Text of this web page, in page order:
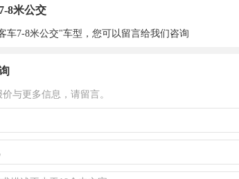
8米公交
车7-8米公交"车型，您可以留言给我们咨询
与更多信息，请留言。